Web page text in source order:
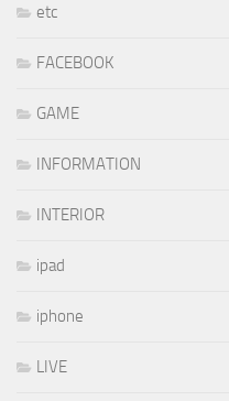
etc
FACEBOOK
GAME
INFORMATION
INTERIOR
ipad
iphone
LIVE